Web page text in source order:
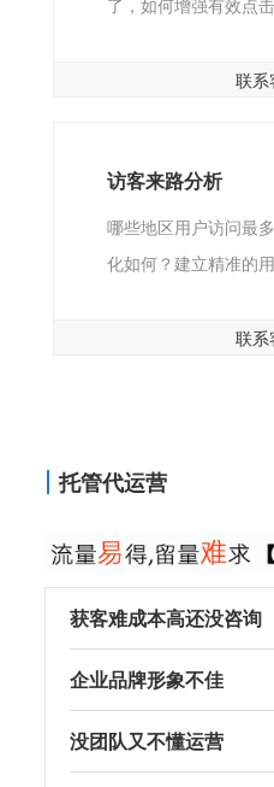
联系
访客来路分析
哪些地区用户访问最
化如何？建立精准的
联系
托管代运营
获客难成本高还没咨询
企业品牌形象不佳
没团队又不懂运营